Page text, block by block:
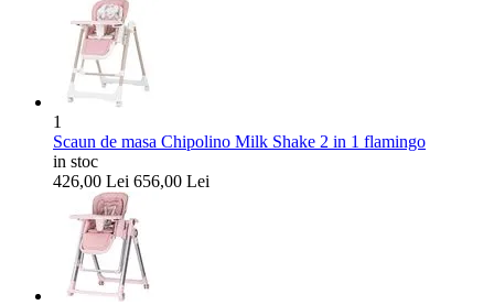
1
Scaun de masa Chipolino Milk Shake 2 in 1 flamingo
in stoc
426,00 Lei 656,00 Lei